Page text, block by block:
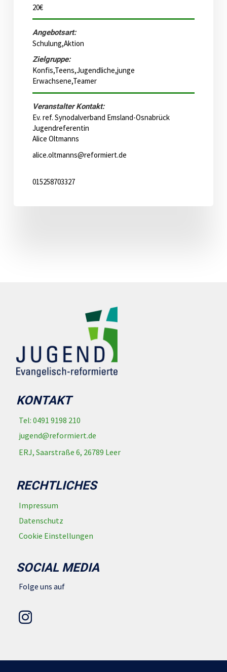
20€
Angebotsart:
Schulung,Aktion
Zielgruppe:
Konfis,Teens,Jugendliche,junge
Erwachsene,Teamer
Veranstalter Kontakt:
Ev. ref. Synodalverband Emsland-Osnabrück
Jugendreferentin
Alice Oltmanns
alice.oltmanns@reformiert.de
015258703327
KONTAKT
Tel: 0491 9198 210
jugend@reformiert.de
ERJ, Saarstraße 6, 26789 Leer
RECHTLICHES
Impressum
Datenschutz
Cookie Einstellungen
SOCIAL MEDIA
Folge uns auf